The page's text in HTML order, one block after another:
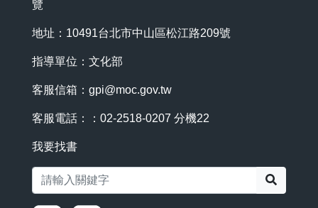
覽
地址：10491台北市中山區松江路209號
指導單位：文化部
客服信箱： gpi@moc.gov.tw
客服電話：：02-2518-0207 分機22
我要找書